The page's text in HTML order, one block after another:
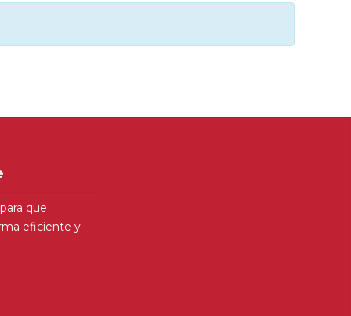
que
eficiente y